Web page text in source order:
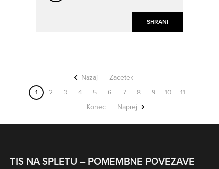
SHRANI
Nazaj
Zacetek
1
2 3 4 5 6 7 8 9 10
11
Konec
Naprej
TIS NA SPLETU – POMEMBNE POVEZAVE